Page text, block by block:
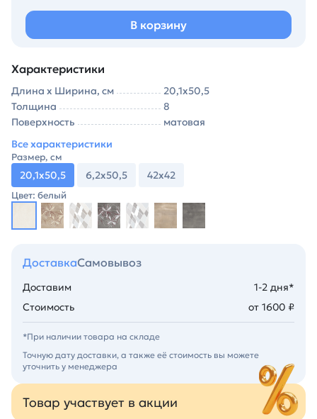
В корзину
Характеристики
Длина х Ширина, см
20,1х50,5
Толщина
8
Поверхность
матовая
Все характеристики
Размер, см
20,1х50,5 6,2х50,5 42х42
Цвет: белый
ДоставкаСамовывоз
Доставим
1-2 дня*
Стоимость
от 1600 ₽
*При наличии товара на складе
Точную дату доставки, а также её стоимость вы можете
уточнить у менеджера
Товар участвует в акции